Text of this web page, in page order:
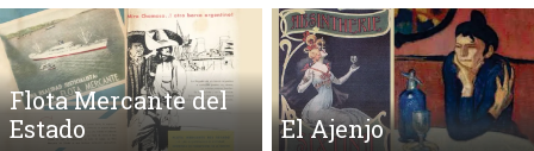
Flota Mercante del
Estado
El Ajenjo